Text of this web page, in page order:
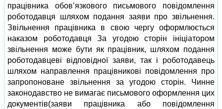
працівника обов’язкового письмового повідомлення
роботодавця шляхом подання заяви про звільнення.
Звільнення працівника в свою чергу оформлюється
наказом роботодавця За угодою сторін ініціатором
звільнення може бути як працівник, шляхом подання
роботодавцеві відповідної заяви, так і роботодавець
шляхом направлення працівникові повідомлення про
запропоноване звільнення за угодою сторін. Чинне
законодавство не вимагає письмового оформлення цих
документів(заяви працівника або повідомлення